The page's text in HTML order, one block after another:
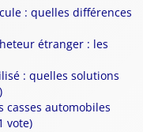
: quelles différences
étranger : les
: quelles solutions
casses automobiles
vote)